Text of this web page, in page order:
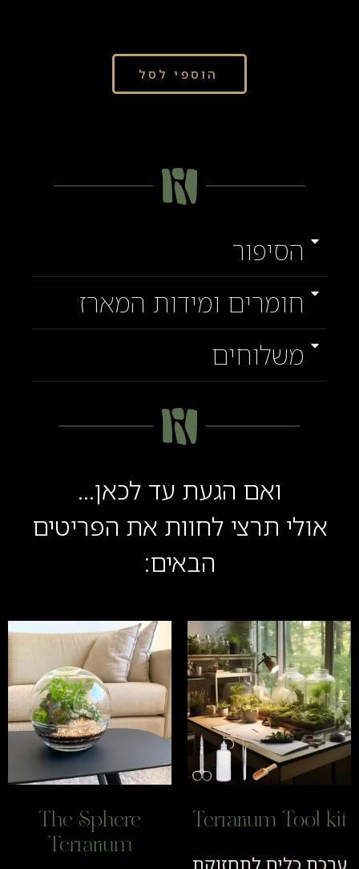
הוספי לסל
הסיפור
חומרים ומידות המארז
משלוחים
ואם הגעת עד לכאן...
אולי תרצי לחוות את הפריטים
הבאים:
Terrarium Tool
כלים לתחזוקת
The Sphere
Terrarium